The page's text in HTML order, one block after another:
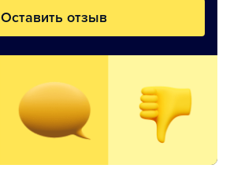
Оставить отзыв